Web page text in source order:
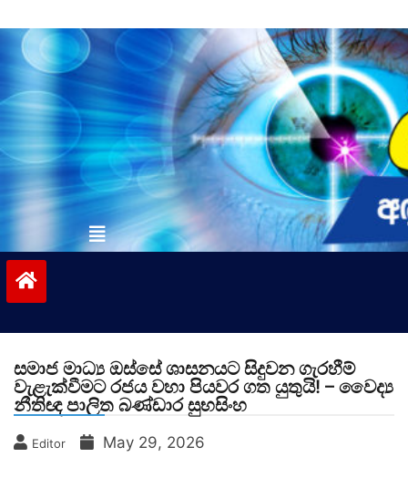
to
contentvinivida.lk
සමාජ මාධ්‍ය ඔස්සේ ශාසනයට සිදුවන ගැරහීම්
වැළැක්වීමට රජය වහා පියවර ගත යුතුයි! – වෛද්‍ය
නීතිඥ පාලිත බණ්ඩාර සුභසිංහ
Editor May 29, 2026